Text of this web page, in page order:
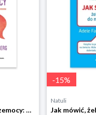
Porozumienie bez przemocy: o języku życia Czarna owca
-15%
Natuli